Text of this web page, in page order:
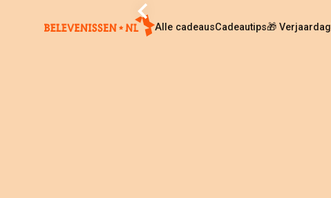
Alle cadeausCadeautips🎁 Verjaardag